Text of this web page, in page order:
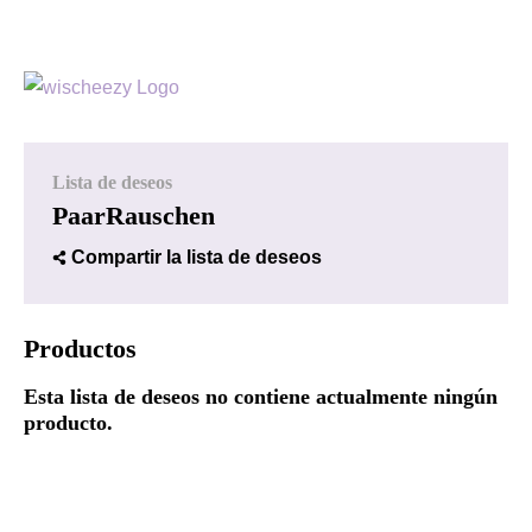
Lista de deseos
PaarRauschen
Compartir la lista de deseos
Productos
Esta lista de deseos no contiene actualmente ningún
producto.